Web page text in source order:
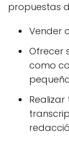
propuestas
Vender
Ofrecer
como